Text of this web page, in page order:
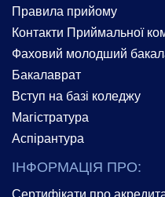
Правила прийому
Контакти Приймальної
Фаховий молодший
Бакалаврат
Вступ на базі коледжу
Магістратура
Аспірантура
ІНФОРМАЦІЯ ПРО:
Сертифікати про